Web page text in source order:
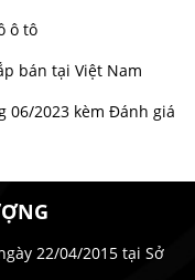
ô tô
bán tại Việt Nam
06/2023 kèm Đánh giá
22/04/2015 tại Sở